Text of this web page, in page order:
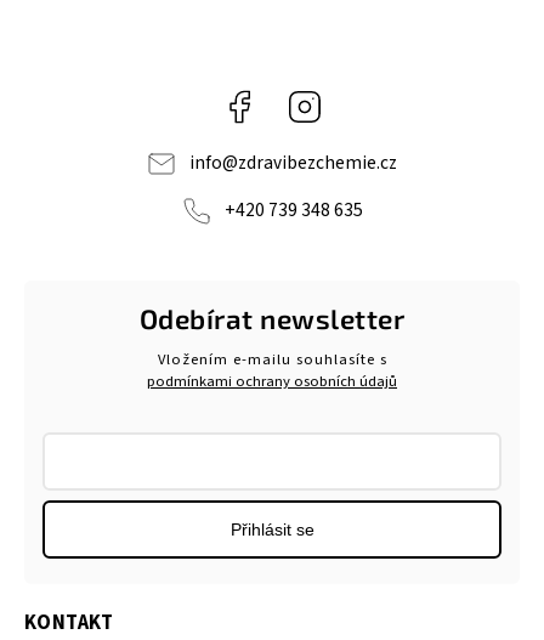
Facebook
info@zdravibezchemie.cz
+420 739 348 635
KONTAKT
Odebírat newsletter
Vložením e-mailu souhlasíte s
podmínkami ochrany osobních údajů
Přihlásit se